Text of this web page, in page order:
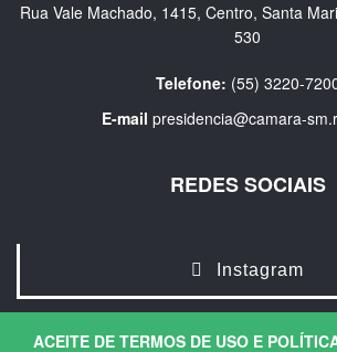
ACEITE DE TERMOS DE USO E
Rua Vale Machado, 1415, Centro, Santa
530
Telefone: (55) 3220-
E-mail presidencia@camara-
REDES SOCIAIS
Instagram